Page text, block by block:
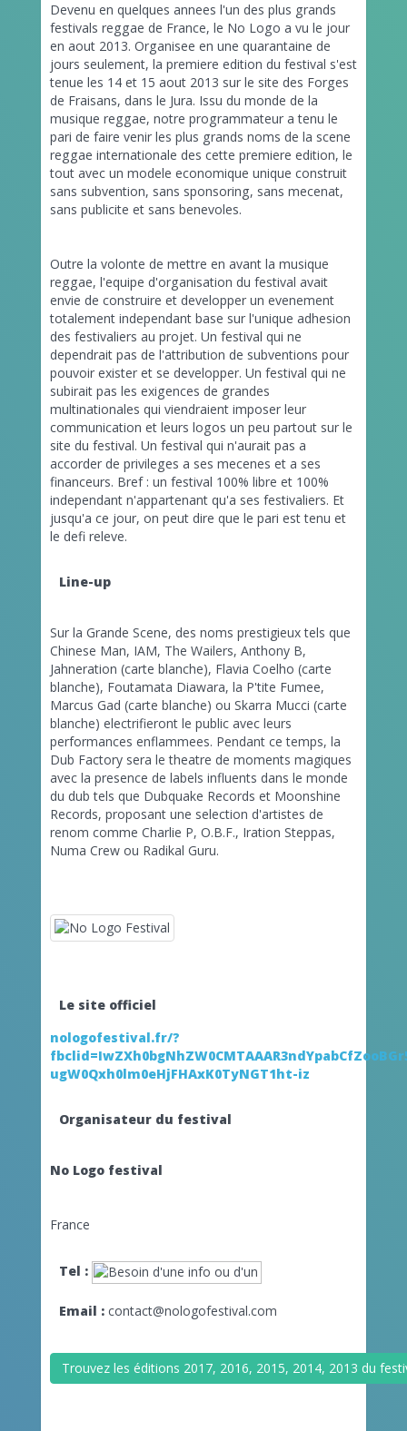
Devenu en quelques annees l'un des plus grands
festivals reggae de France, le No Logo a vu le jour
en aout 2013. Organisee en une quarantaine de
jours seulement, la premiere edition du festival s'est
tenue les 14 et 15 aout 2013 sur le site des Forges
de Fraisans, dans le Jura. Issu du monde de la
musique reggae, notre programmateur a tenu le
pari de faire venir les plus grands noms de la scene
reggae internationale des cette premiere edition, le
tout avec un modele economique unique construit
sans subvention, sans sponsoring, sans mecenat,
sans publicite et sans benevoles.
Outre la volonte de mettre en avant la musique
reggae, l'equipe d'organisation du festival avait
envie de construire et developper un evenement
totalement independant base sur l'unique adhesion
des festivaliers au projet. Un festival qui ne
dependrait pas de l'attribution de subventions pour
pouvoir exister et se developper. Un festival qui ne
subirait pas les exigences de grandes
multinationales qui viendraient imposer leur
communication et leurs logos un peu partout sur le
site du festival. Un festival qui n'aurait pas a
accorder de privileges a ses mecenes et a ses
financeurs. Bref : un festival 100% libre et 100%
independant n'appartenant qu'a ses festivaliers. Et
jusqu'a ce jour, on peut dire que le pari est tenu et
le defi releve.
Line-up
Sur la Grande Scene, des noms prestigieux tels que
Chinese Man, IAM, The Wailers, Anthony B,
Jahneration (carte blanche), Flavia Coelho (carte
blanche), Foutamata Diawara, la P'tite Fumee,
Marcus Gad (carte blanche) ou Skarra Mucci (carte
blanche) electrifieront le public avec leurs
performances enflammees. Pendant ce temps, la
Dub Factory sera le theatre de moments magiques
avec la presence de labels influents dans le monde
du dub tels que Dubquake Records et Moonshine
Records, proposant une selection d'artistes de
renom comme Charlie P, O.B.F., Iration Steppas,
Numa Crew ou Radikal Guru.
Le site officiel
nologofestival.fr/?
ugW0Qxh0lm0eHjFHAxK0TyNGT1ht-iz
Organisateur du festival
No Logo festival
France
Tel :
Email : contact@nologofestival.com
Trouvez les éditions 2017, 2016, 2015, 2014, 2013 du